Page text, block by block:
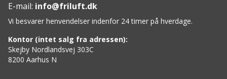
Features:
Pasform: Teknisk pasform
Fremstillet i Storbritannien
Justerbar hætte, der kan rulles væk efter behov
Bløde krog- og løkkelapper på begge arme
E-mail: info@friluft.dk
Vi besvarer henvendelser indenfor 24 timer på hverdage.
Kontor (intet salg fra adressen):
Skejby Nordlandsvej 303C
8200 Aarhus N